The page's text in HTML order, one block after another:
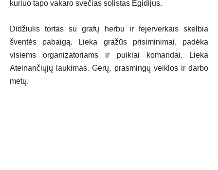
kuriuo tapo vakaro svečias solistas Egidijus.
Didžiulis tortas su grafų herbu ir fejerverkais skelbia
šventės pabaigą. Lieka gražūs prisiminimai, padėka
visiems organizatoriams ir puikiai komandai. Lieka
Ateinančiųjų laukimas. Gerų, prasmingų veiklos ir darbo
metų.